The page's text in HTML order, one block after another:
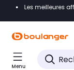
Accéder
Accéder
Les meilleures
Menu